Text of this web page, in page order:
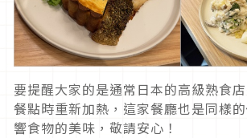
要提醒大家的是通常日本的高級熟食
餐點時重新加熱，這家餐廳也是同樣
響食物的美味，敬請安心！